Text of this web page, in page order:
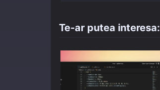
Te-ar putea interesa: